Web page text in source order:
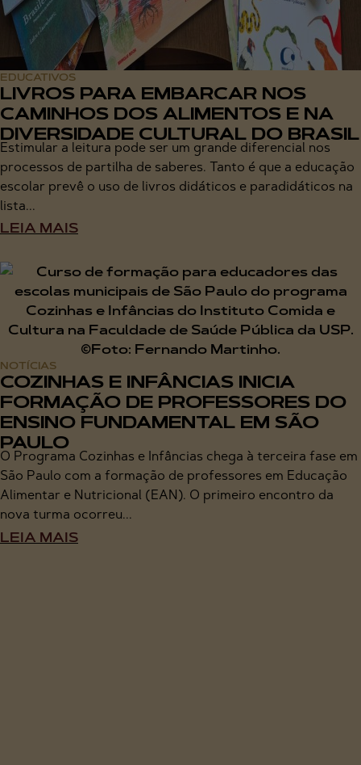
EDUCATIVOS
LIVROS PARA EMBARCAR NOS
CAMINHOS DOS ALIMENTOS E NA
DIVERSIDADE CULTURAL DO BRASIL
Estimular a leitura pode ser um grande diferencial nos
processos de partilha de saberes. Tanto é que a educação
escolar prevê o uso de livros didáticos e paradidáticos na
lista...
LEIA MAIS
NOTÍCIAS
COZINHAS E INFÂNCIAS INICIA
FORMAÇÃO DE PROFESSORES DO
ENSINO FUNDAMENTAL EM SÃO
PAULO
O Programa Cozinhas e Infâncias chega à terceira fase em
São Paulo com a formação de professores em Educação
Alimentar e Nutricional (EAN). O primeiro encontro da
nova turma ocorreu...
LEIA MAIS